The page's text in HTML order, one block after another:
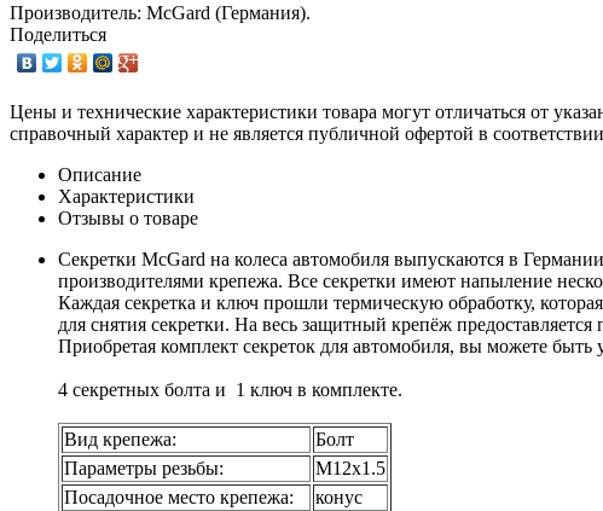
Производитель: McGard (Германия).
Поделиться
Цены и технические характеристики товара могут отличаться от
справочный характер и не является публичной офертой в
Описание
Характеристики
Отзывы о товаре
Секретки McGard на колеса автомобиля выпускаются в
производителями крепежа. Все секретки имеют напыление
Каждая секретка и ключ прошли термическую обработку,
для снятия секретки. На весь защитный крепёж
Приобретая комплект секреток для автомобиля, вы можете
4 секретных болта и 1 ключ в комплекте.
Вид крепежа:
Болт
Параметры резьбы:
М12х1.5
Посадочное место крепежа:
конус